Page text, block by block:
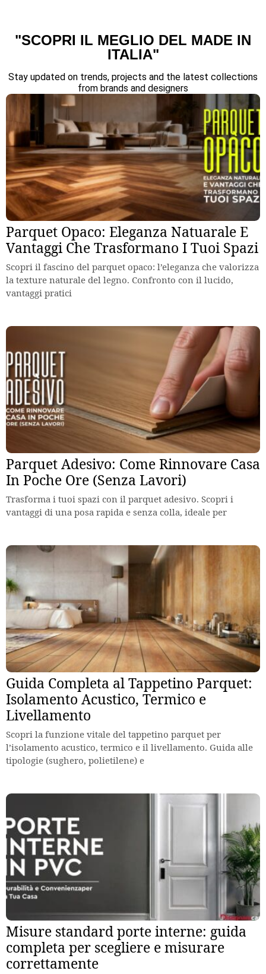
"SCOPRI IL MEGLIO DEL MADE IN
ITALIA"
Stay updated on trends, projects and the latest collections
from brands and designers
Parquet Opaco: Eleganza Natuarale E
Vantaggi Che Trasformano I Tuoi Spazi
Scopri il fascino del parquet opaco: l’eleganza che valorizza
la texture naturale del legno. Confronto con il lucido,
vantaggi pratici
Parquet Adesivo: Come Rinnovare Casa
In Poche Ore (Senza Lavori)
Trasforma i tuoi spazi con il parquet adesivo. Scopri i
vantaggi di una posa rapida e senza colla, ideale per
Guida Completa al Tappetino Parquet:
Isolamento Acustico, Termico e
Livellamento
Scopri la funzione vitale del tappetino parquet per
l’isolamento acustico, termico e il livellamento. Guida alle
tipologie (sughero, polietilene) e
Misure standard porte interne: guida
completa per scegliere e misurare
correttamente